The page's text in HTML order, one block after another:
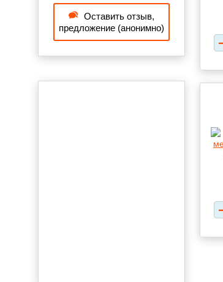
Оставить отзыв,
предложение (анонимно)